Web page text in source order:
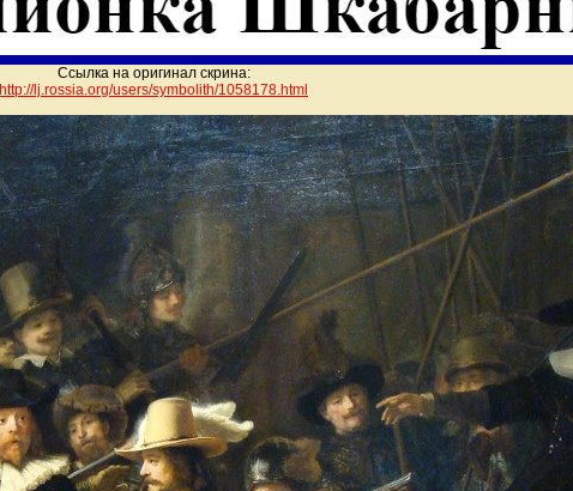
Ссылка на оригинал скрина:
http://lj.rossia.org/users/symbolith/1058178.html